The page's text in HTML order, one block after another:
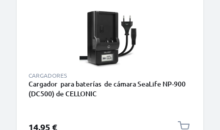
CARGADORES
Cargador para baterías de cámara SeaLife NP-900
(DC500) de CELLONIC
14,95 €